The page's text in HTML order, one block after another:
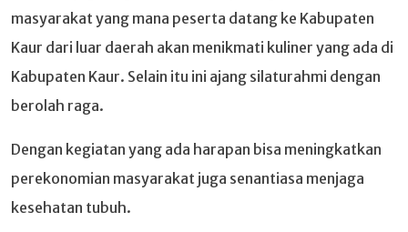
masyarakat yang mana peserta datang ke Kabupaten
Kaur dari luar daerah akan menikmati kuliner yang ada di
Kabupaten Kaur. Selain itu ini ajang silaturahmi dengan
berolah raga.
Dengan kegiatan yang ada harapan bisa meningkatkan
perekonomian masyarakat juga senantiasa menjaga
kesehatan tubuh.